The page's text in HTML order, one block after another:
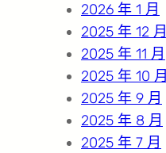
2026 年 1 月
2025 年 12 月
2025 年 11 月
2025 年 10 月
2025 年 9 月
2025 年 8 月
2025 年 7 月